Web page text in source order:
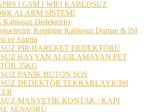
I GSM I WIFI KABLOSUZ
ALARM SİSTEMİ
Dedektörler
Kombine Kablosuz Duman & ISI
ve Alarmı
PIR HAREKET DEDEKTÖRÜ
HAYVAN ALGILAMAYAN PET
35KG
PANİK BUTON SOS
DEDEKTÖR TEKRARLAYICISI
MANYETİK KONTAK / KAPI
SENSÖRÜ